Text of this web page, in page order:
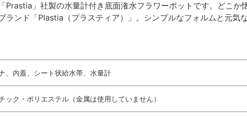
Prastia」社製の水量計付き底面潅水フラワーポットです。どこか
ランド「Plastia（プラスティア）」。シンプルなフォルムと元気
、内蓋、シート状給水帯、水量計
ック・ポリエステル（金属は使用していません）